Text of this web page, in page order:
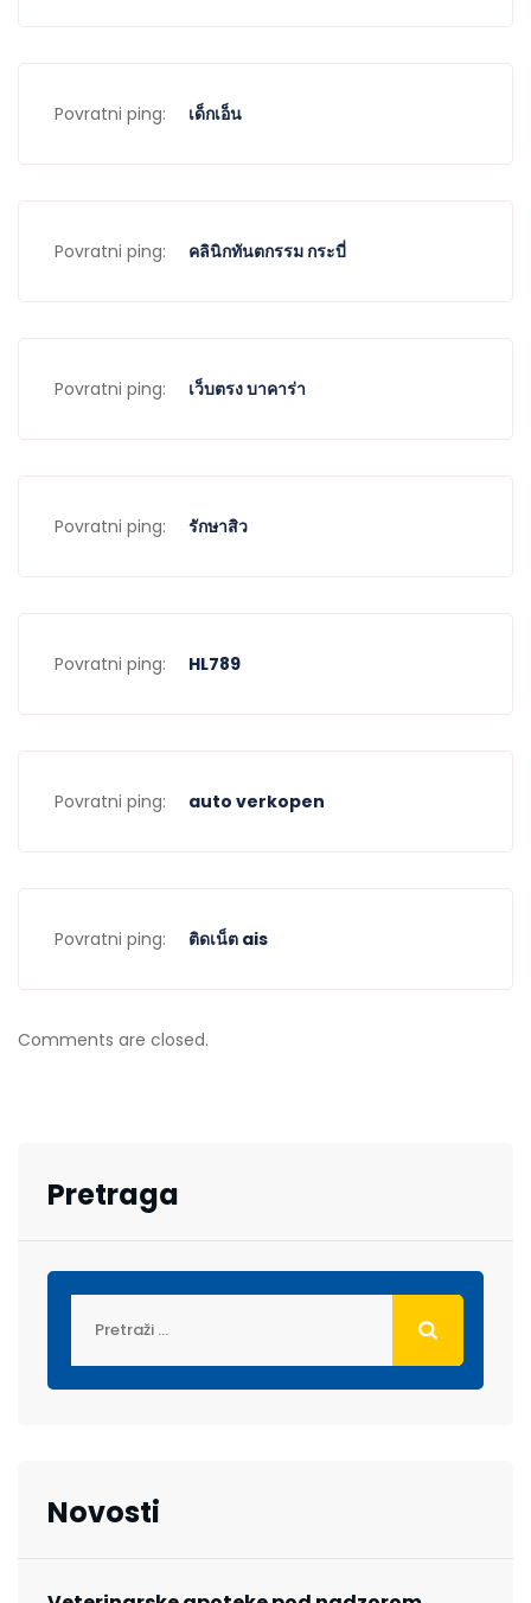
Povratni ping: เด็กเอ็น
Povratni ping: คลินิกทันตกรรม กระบี่
Povratni ping: เว็บตรง บาคาร่า
Povratni ping: รักษาสิว
Povratni ping: HL789
Povratni ping: auto verkopen
Povratni ping: ติดเน็ต ais
Comments are closed.
Pretraga
Novosti